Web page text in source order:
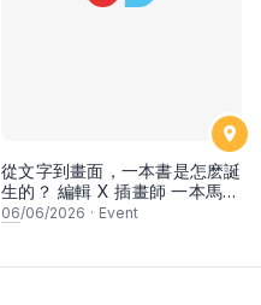
從文字到畫面，一本書是怎麽誕
生的？ 編輯 X 插畫師 一本馬來
西亞兒童書的誕生
06/06/2026 · Event